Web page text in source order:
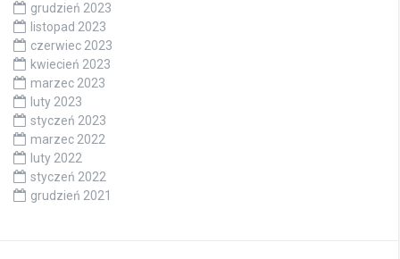
grudzień 2023
listopad 2023
czerwiec 2023
kwiecień 2023
marzec 2023
luty 2023
styczeń 2023
marzec 2022
luty 2022
styczeń 2022
grudzień 2021